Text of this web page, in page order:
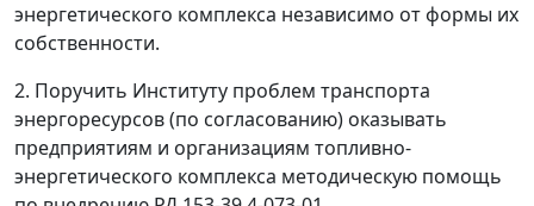
энергетического комплекса независимо от формы их
собственности.
2. Поручить Институту проблем транспорта
энергоресурсов (по согласованию) оказывать
предприятиям и организациям топливно-
энергетического комплекса методическую помощь